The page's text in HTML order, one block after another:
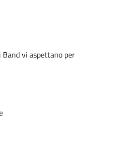
Band vi aspettano per